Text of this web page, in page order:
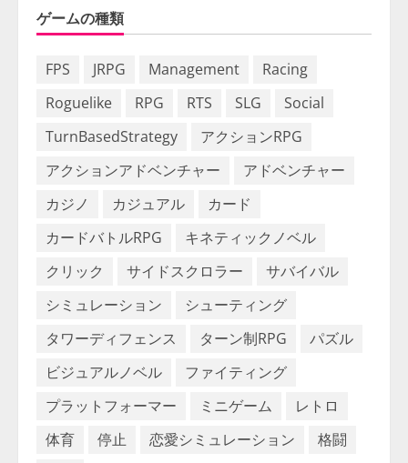
ゲームの種類
FPS JRPG Management
Racing
Roguelike
RPG RTS SLG
Social
TurnBasedStrategy
アクションRPG
アクションアドベンチャー
アドベンチャー
カジノ
カジュアル
カード
カードバトルRPG
キネティックノベル
クリック
サイドスクロラー
サバイバル
シミュレーション
シューティング
タワーディフェンス
ターン制RPG
パズル
ビジュアルノベル
ファイティング
プラットフォーマー
ミニゲーム
レトロ
体育
停止 恋愛シミュレーション 格闘